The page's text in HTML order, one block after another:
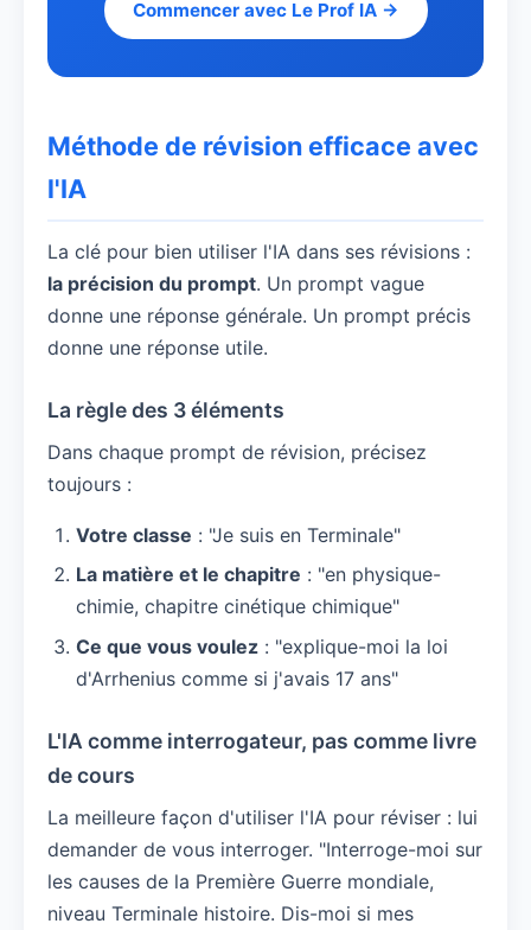
Commencer avec Le Prof IA →
Méthode de révision efficace avec
l'IA
La clé pour bien utiliser l'IA dans ses révisions :
la précision du prompt. Un prompt vague
donne une réponse générale. Un prompt précis
donne une réponse utile.
La règle des 3 éléments
Dans chaque prompt de révision, précisez
toujours :
Votre classe : "Je suis en Terminale"
La matière et le chapitre : "en physique-
chimie, chapitre cinétique chimique"
Ce que vous voulez : "explique-moi la loi
d'Arrhenius comme si j'avais 17 ans"
L'IA comme interrogateur, pas comme livre
de cours
La meilleure façon d'utiliser l'IA pour réviser : lui
demander de vous interroger. "Interroge-moi sur
les causes de la Première Guerre mondiale,
niveau Terminale histoire. Dis-moi si mes